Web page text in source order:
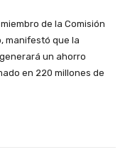
de la Comisión
manifestó que la
un ahorro
en 220 millones de